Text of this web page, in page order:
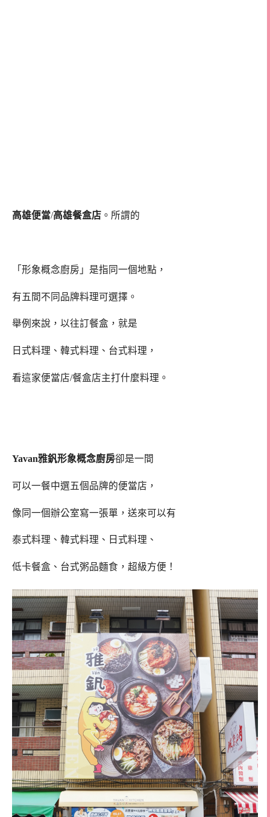
高雄便當/高雄餐盒店 。所謂的
「形象概念廚房」是指同一個地點，
有五間不同品牌料理可選擇。
舉例來說，以往訂餐盒，就是
日式料理、韓式料理、台式料理，
看這家便當店/餐盒店主打什麼料理。
Yavan雅釩形象概念廚房卻是一間
可以一餐中選五個品牌的便當店，
像同一個辦公室寫一張單，送來可以有
泰式料理、韓式料理、日式料理、
低卡餐盒、台式粥品麵食，超級方便！